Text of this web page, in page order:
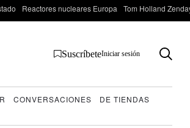
Reactores nucleares Europa Tom Holland
SuscríbeteIniciar sesión
CONVERSACIONES
DE TIENDAS